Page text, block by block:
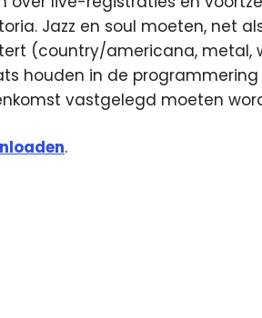
Jazz en soul moeten, net
(country/americana, metal,
houden in de
vastgelegd moeten
.